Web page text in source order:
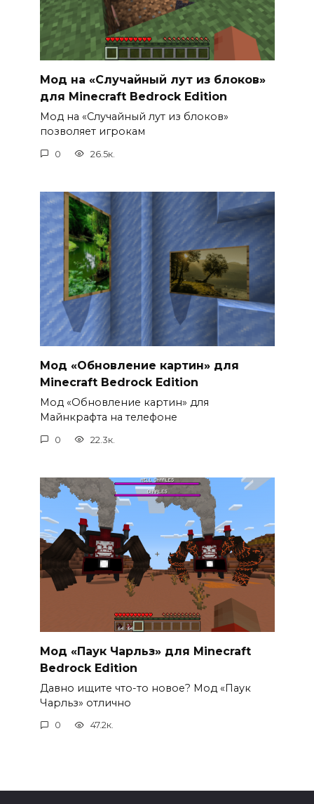
Мод на «Случайный лут из блоков»
для Minecraft Bedrock Edition
Мод на «Случайный лут из блоков»
позволяет игрокам
0 26.5к.
Мод «Обновление картин» для
Minecraft Bedrock Edition
Мод «Обновление картин» для
Майнкрафта на телефоне
0 22.3к.
Мод «Паук Чарльз» для Minecraft
Bedrock Edition
Давно ищите что-то новое? Мод «Паук
Чарльз» отлично
0 47.2к.